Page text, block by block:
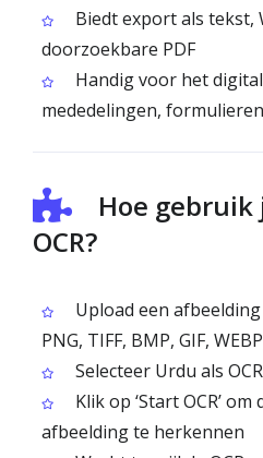
Biedt export als tekst,
doorzoekbare PDF
Handig voor het
mededelingen,
Hoe gebruik
OCR?
Upload een
PNG, TIFF, BMP, GIF,
Selecteer Urdu als
Klik op ‘Start OCR’
afbeelding te herkennen